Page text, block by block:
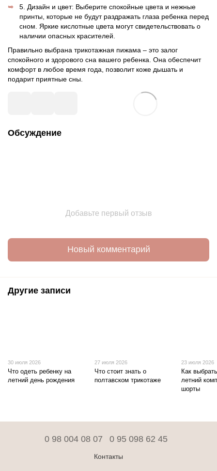
5. Дизайн и цвет: Выберите спокойные цвета и нежные
принты, которые не будут раздражать глаза ребенка перед
сном. Яркие кислотные цвета могут свидетельствовать о
наличии опасных красителей.
Правильно выбрана трикотажная пижама – это залог
спокойного и здорового сна вашего ребенка. Она обеспечит
комфорт в любое время года, позволит коже дышать и
подарит приятные сны.
Обсуждение
Добавьте первый отзыв
Новый комментарий
Другие записи
30 июля 2026
Что одеть ребенку на
летний день рождения
27 июля 2026
Что стоит знать о
полтавском трикотаже
23 июля 2026
Как
летний
шорты
0 98 004 08 07 0 95 098 62 45
Контакты